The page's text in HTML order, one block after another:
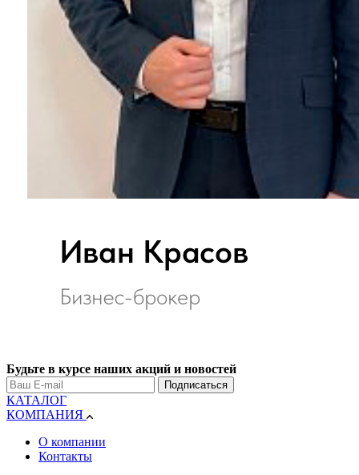
Будьте в курсе наших акций и новостей
Подписаться
КАТАЛОГ
КОМПАНИЯ
О компании
Контакты